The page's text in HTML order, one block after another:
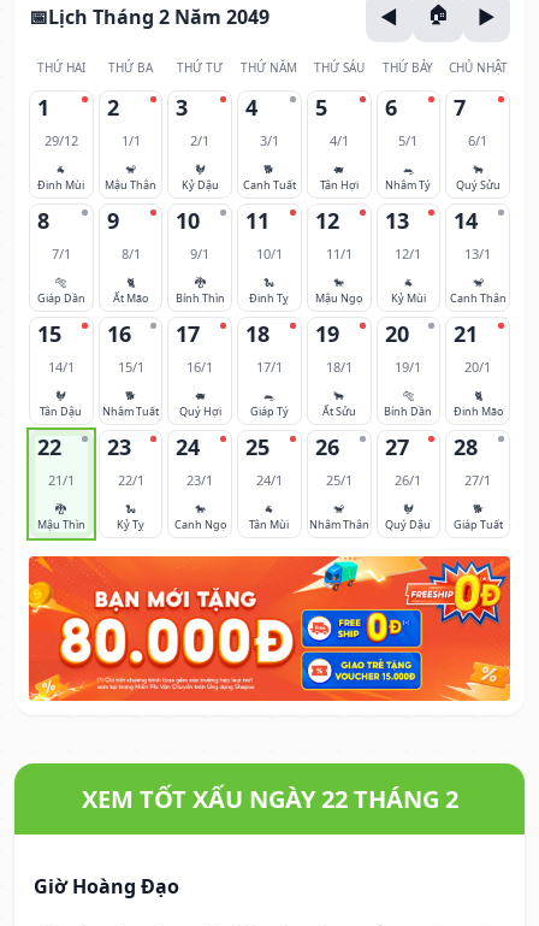
Lịch Tháng 2 Năm 2049
THỨ HAI THỨ BA THỨ TƯ THỨ NĂM THỨ SÁU THỨ BẢY CHỦ NHẬT
1
29/12
🐐
Đinh Mùi
2
1/1
🐒
Mậu Thân
3
2/1
🐓
Kỷ Dậu
4
3/1
🐕
Canh Tuất
5
4/1
🐖
Tân Hợi
6
5/1
🐀
Nhâm Tý
7
6/1
🐂
Quý Sửu
8
7/1
🐅
Giáp Dần
9
8/1
🐈
Ất Mão
10
9/1
🐉
Bính Thìn
11
10/1
🐍
Đinh Tỵ
12
11/1
🐎
Mậu Ngọ
13
12/1
🐐
Kỷ Mùi
14
13/1
🐒
Canh Thân
15
14/1
🐓
Tân Dậu
16
15/1
🐕
Nhâm Tuất
17
16/1
🐖
Quý Hợi
18
17/1
🐀
Giáp Tý
19
18/1
🐂
Ất Sửu
20
19/1
🐅
Bính Dần
21
20/1
🐈
Đinh Mão
22
21/1
🐉
Mậu Thìn
23
22/1
🐍
Kỷ Tỵ
24
23/1
🐎
Canh Ngọ
25
24/1
🐐
Tân Mùi
26
25/1
🐒
Nhâm Thân
27
26/1
🐓
Quý Dậu
28
27/1
🐕
Giáp Tuất
XEM TỐT XẤU NGÀY 22 THÁNG 2
Giờ Hoàng Đạo